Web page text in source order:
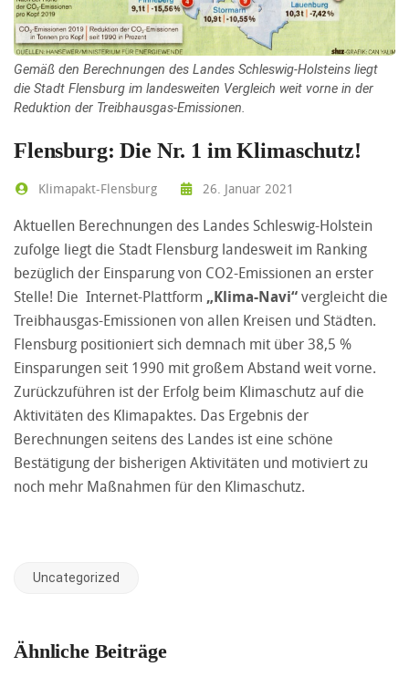
Gemäß den Berechnungen des Landes Schleswig-Holsteins liegt
die Stadt Flensburg im landesweiten Vergleich weit vorne in der
Reduktion der Treibhausgas-Emissionen.
Flensburg: Die Nr. 1 im Klimaschutz!
Klimapakt-Flensburg 26. Januar 2021
Aktuellen Berechnungen des Landes Schleswig-Holstein
zufolge liegt die Stadt Flensburg landesweit im Ranking
bezüglich der Einsparung von CO2-Emissionen an erster
Stelle! Die Internet-Plattform „Klima-Navi“vergleicht die
Treibhausgas-Emissionen von allen Kreisen und Städten.
Flensburg positioniert sich demnach mit über 38,5 %
Einsparungen seit 1990 mit großem Abstand weit vorne.
Zurückzuführen ist der Erfolg beim Klimaschutz auf die
Aktivitäten des Klimapaktes. Das Ergebnis der
Berechnungen seitens des Landes ist eine schöne
Bestätigung der bisherigen Aktivitäten und motiviert zu
noch mehr Maßnahmen für den Klimaschutz.
Uncategorized
Ähnliche Beiträge